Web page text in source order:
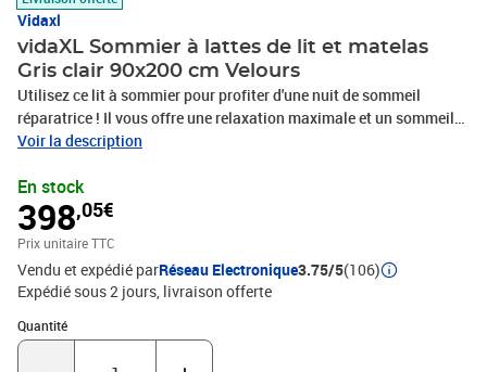
Vidaxl
vidaXL Sommier à lattes de lit et matelas
Gris clair 90x200 cm Velours
Utilisez ce lit à sommier pour profiter d'une nuit de sommeil
réparatrice ! Il vous offre une relaxation maximale et un sommeil
agréable. Matériau doux et confortable : le tissu en velours
agréable contre la peau, vous apportant chaleur et confort
ultime.Matelas à ressorts ensachés : ce matelas à ressorts
ensachés comporte des ressorts ensachés individuels qui
fonctionnent indépendamment pour offrir un soutien personnalisé
en réagissant uniquement à la pression exercée dans chaque zone.
Cette conception empêche « l'enroulement » et réduit le transfert
de mouvement par rapport aux matelas traditionnels à ressorts
ouverts. Chaque ressort ensaché soutient le corps
Voir la description
En stock
398,05€
Prix unitaire TTC
Vendu et expédié parRéseau Electronique3.75/5(106)
Expédié sous 2 jours livraison offerte
Quantité
Quantité : 1